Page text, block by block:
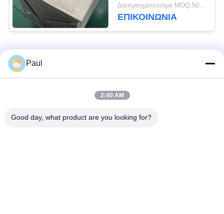
Διαπραγματεύσιμα MOQ:500 ΚΛ
ΕΠΙΚΟΙΝΩΝΊΑ
Λαϊκή κατηγορία
Σκληραίνοντας
Paul
2:40 AM
Good day, what product are you looking for?